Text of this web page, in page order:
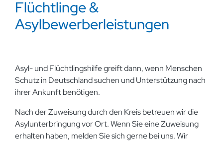
Flüchtlinge &
Asylbewerberleistungen
Asyl- und Flüchtlingshilfe greift dann, wenn Menschen
Schutz in Deutschland suchen und Unterstützung nach
ihrer Ankunft benötigen.
Nach der Zuweisung durch den Kreis betreuen wir die
Asylunterbringung vor Ort. Wenn Sie eine Zuweisung
erhalten haben, melden Sie sich gerne bei uns. Wir